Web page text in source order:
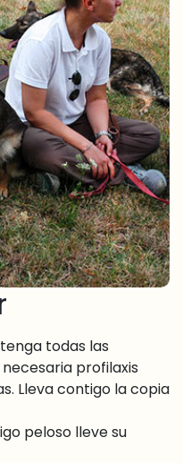
todas las
profilaxis
Lleva contigo la copia
peloso lleve su